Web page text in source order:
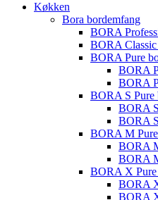
Køkken
Bora bordemfang
BORA
BORA
BORA Pure
BORA
BORA
BORA S Pure
BORA
BORA
BORA M
BORA
BORA
BORA X Pure
BORA
BORA